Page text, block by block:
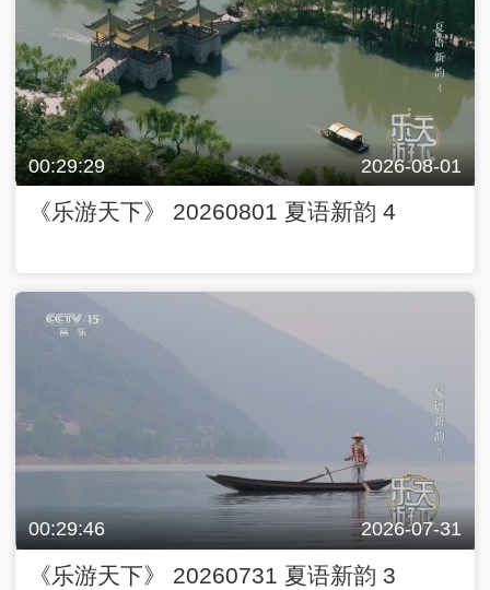
00:29:29 2026-08-01
《乐游天下》 20260801 夏语新韵 4
00:29:46 2026-07-31
《乐游天下》 20260731 夏语新韵 3